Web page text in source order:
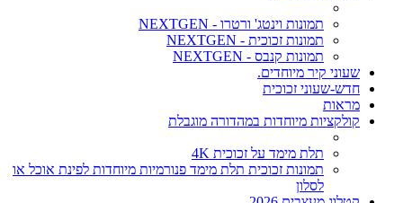
תמונות וינטג' ורטרו - NEXTGEN
תמונות זכוכית - NEXTGEN
תמונות קנבס - NEXTGEN
שעוני קיר מיוחדים.
חדש-שעוני זכוכית
מראות
קולקציות מיוחדות במהדורה מוגבלת
תלת מימד על זכוכית 4K
תמונות זכוכית תלת מימד פנורמיות מיוחדות לפינת אוכל או
לסלון